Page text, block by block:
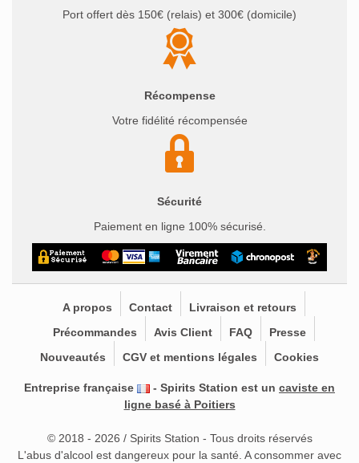
Port offert dès 150€ (relais) et 300€ (domicile)
Récompense
Votre fidélité récompensée
Sécurité
Paiement en ligne 100% sécurisé.
A propos Contact
Livraison et retours
Précommandes
Avis Client FAQ
Presse
Nouveautés
CGV et mentions légales Cookies
Entreprise française - Spirits Station est un caviste en
ligne basé à Poitiers
© 2018 - 2026 / Spirits Station - Tous droits réservés
L'abus d'alcool est dangereux pour la santé. A consommer avec